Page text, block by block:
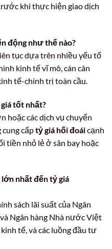
khi thực hiện giao dịch
động như thế nào?
tục dựa trên nhiều yếu tố
kinh tế vĩ mô, cán cân
tế-chính trị toàn cầu.
tốt nhất?
hoặc các dịch vụ chuyển
cấptỷ giá hối đoáicạnh
tiền nhỏ lẻ ở sân bay hoặc
nhất đến tỷ giá
sách lãi suất của Ngân
Ngân hàng Nhà nước Việt
tế, và các luồng đầu tư